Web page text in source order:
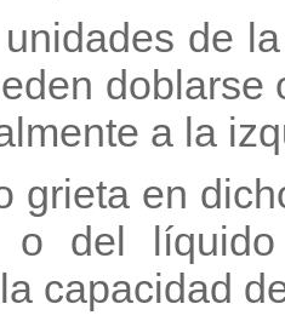
de
doblarse
a la
grieta en
o del
capacidad